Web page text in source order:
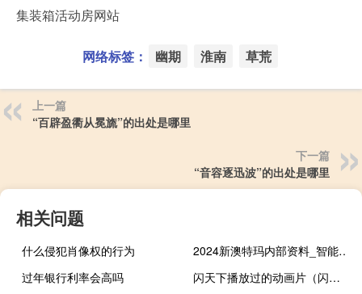
集装箱活动房网站
网络标签： 幽期 淮南 草荒
上一篇
“百辟盈衢从冕旒”的出处是哪里
下一篇
“音容逐迅波”的出处是哪里
相关问题
什么侵犯肖像权的行为
2024新澳特玛内部资料_智能AI深度解析_爱采购版v47.08.603
过年银行利率会高吗
闪天下播放过的动画片（闪天下简介）